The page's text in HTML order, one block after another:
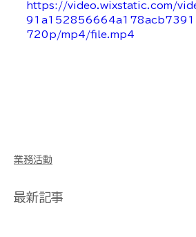
https://video.wixstatic.com/
720p/mp4/file.mp4
業務活動
最新記事